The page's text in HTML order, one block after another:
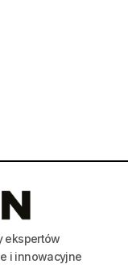
ekspertów
i innowacyjne